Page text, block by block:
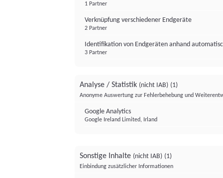
1 Partner
Verknüpfung verschiedener Endgeräte
2 Partner
Identifikation von Endgeräten anhand
3 Partner
Analyse / Statistik (nicht IAB) (1)
Anonyme Auswertung zur Fehlerbehebung und
Google Analytics
Google Ireland Limited, Irland
Sonstige Inhalte (nicht IAB) (1)
Einbindung zusätzlicher Informationen